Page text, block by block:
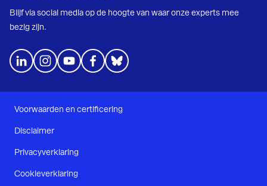
Blijf via social media op de hoogte van waar onze experts mee
bezig zijn.
Voorwaarden en certificering
Disclaimer
Privacyverklaring
Cookieverklaring